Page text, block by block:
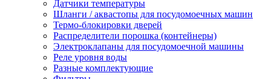
Датчики температуры
Шланги / аквастопы для посудомоечных машин
Термо-блокировки дверей
Распределители порошка (контейнеры)
Электроклапаны для посудомоечной машины
Реле уровня воды
Разные комплектующие